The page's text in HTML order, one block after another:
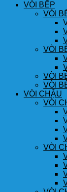
VÒI BẾP
VÒI
VÒI
VÒI
VÒI
VÒI CHẬU
VÒI
VÒI